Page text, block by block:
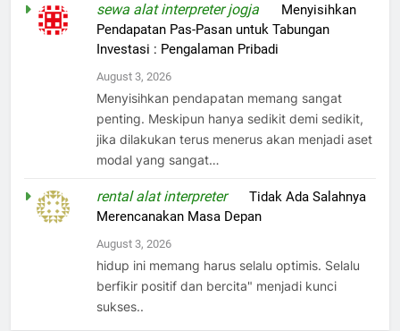
sewa alat interpreter jogja
Menyisihkan
Pendapatan Pas-Pasan untuk Tabungan
Investasi : Pengalaman Pribadi
August 3, 2026
Menyisihkan pendapatan memang sangat
penting. Meskipun hanya sedikit demi sedikit,
jika dilakukan terus menerus akan menjadi aset
modal yang sangat…
rental alat interpreteronTidak Ada Salahnya
Merencanakan Masa Depan
August 3, 2026
hidup ini memang harus selalu optimis. Selalu
berfikir positif dan bercita" menjadi kunci
sukses..